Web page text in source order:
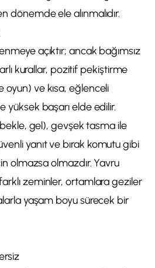
dönemde ele alınmalıdır.
açıktır; ancak bağımsız
kurallar, pozitif pekiştirme
oyun) ve kısa, eğlenceli
yüksek başarı elde edilir.
gel), gevşek tasma ile
yanıt ve bırak komutu gibi
olmazsa olmazdır. Yavru
zeminler, ortamlara geziler
yaşam boyu sürecek bir